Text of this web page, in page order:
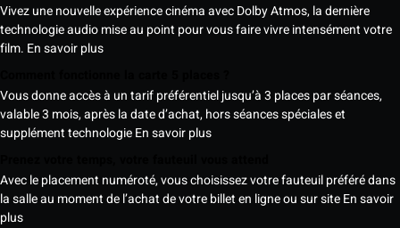
Vivez une nouvelle expérience cinéma avec Dolby Atmos, la dernière
technologie audio mise au point pour vous faire vivre intensément votre
film. En savoir plus
Vous donne accès à un tarif préférentiel jusqu’à 3 places par séances,
valable 3 mois, après la date d’achat, hors séances spéciales et
supplément technologieEn savoir plus
Avec le placement numéroté, vous choisissez votre fauteuil préféré dans
la salle au moment de l’achat de votre billet en ligne ou sur siteEn savoir
plus